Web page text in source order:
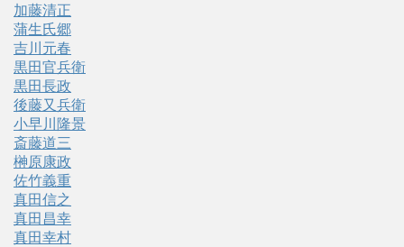
加藤清正
蒲生氏郷
吉川元春
黒田官兵衛
黒田長政
後藤又兵衛
小早川隆景
斎藤道三
榊原康政
佐竹義重
真田信之
真田昌幸
真田幸村